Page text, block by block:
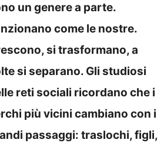
un genere a parte.
come le nostre.
si trasformano, a
si separano. Gli studiosi
reti sociali ricordano che i
più vicini cambiano con i
passaggi: traslochi, figli,